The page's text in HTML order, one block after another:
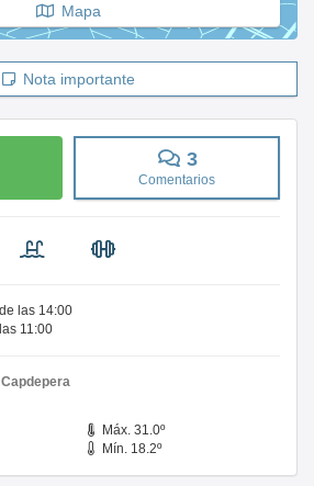
Mapa
Nota importante
3
Comentarios
las 14:00
11:00
Máx. 31.0º
Mín. 18.2º